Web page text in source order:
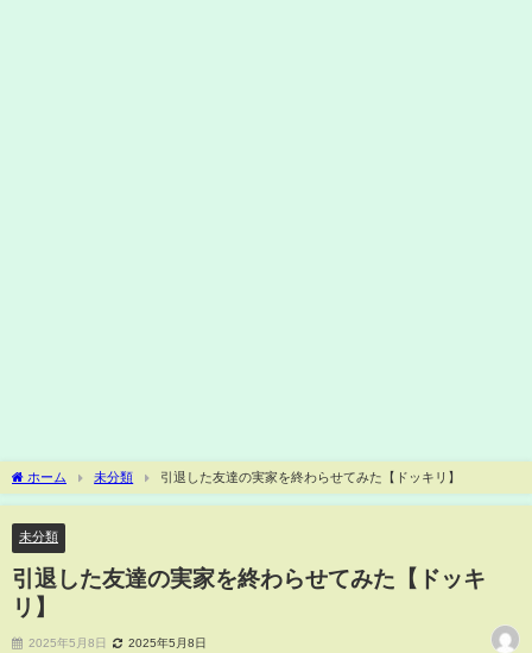
ホーム 未分類 引退した友達の実家を終わらせてみた【ドッキリ】
未分類
引退した友達の実家を終わらせてみた【ドッキ
リ】
2025年5月8日 2025年5月8日